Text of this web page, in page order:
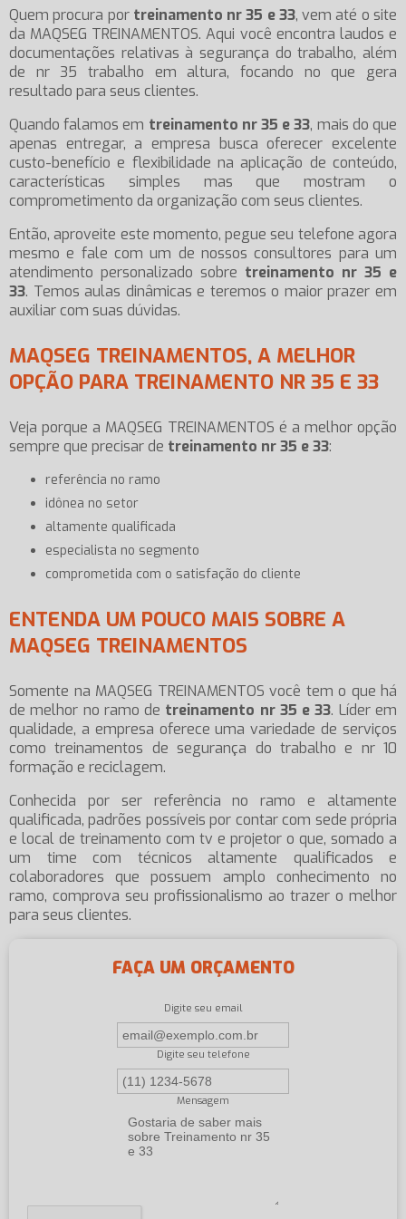
Quem procura por treinamento nr 35 e 33, vem até o site
da MAQSEG TREINAMENTOS. Aqui você encontra laudos e
documentações relativas à segurança do trabalho, além
de nr 35 trabalho em altura, focando no que gera
resultado para seus clientes.
Quando falamos em treinamento nr 35 e 33, mais do que
apenas entregar, a empresa busca oferecer excelente
custo-benefício e flexibilidade na aplicação de conteúdo,
características simples mas que mostram o
comprometimento da organização com seus clientes.
Então, aproveite este momento, pegue seu telefone agora
mesmo e fale com um de nossos consultores para um
atendimento personalizado sobre treinamento nr 35 e
33. Temos aulas dinâmicas e teremos o maior prazer em
auxiliar com suas dúvidas.
MAQSEG TREINAMENTOS, A MELHOR
OPÇÃO PARA TREINAMENTO NR 35 E 33
Veja porque a MAQSEG TREINAMENTOS é a melhor opção
sempre que precisar de treinamento nr 35 e 33:
referência no ramo
idônea no setor
altamente qualificada
especialista no segmento
comprometida com o satisfação do cliente
ENTENDA UM POUCO MAIS SOBRE A
MAQSEG TREINAMENTOS
Somente na MAQSEG TREINAMENTOS você tem o que há
de melhor no ramo de treinamento nr 35 e 33. Líder em
qualidade, a empresa oferece uma variedade de serviços
como treinamentos de segurança do trabalho e nr 10
formação e reciclagem.
Conhecida por ser referência no ramo e altamente
qualificada, padrões possíveis por contar com sede própria
e local de treinamento com tv e projetor o que, somado a
um time com técnicos altamente qualificados e
colaboradores que possuem amplo conhecimento no
ramo, comprova seu profissionalismo ao trazer o melhor
para seus clientes.
FAÇA UM ORÇAMENTO
Digite seu email
Digite seu telefone
Mensagem